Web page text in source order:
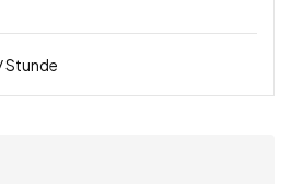
Stunde